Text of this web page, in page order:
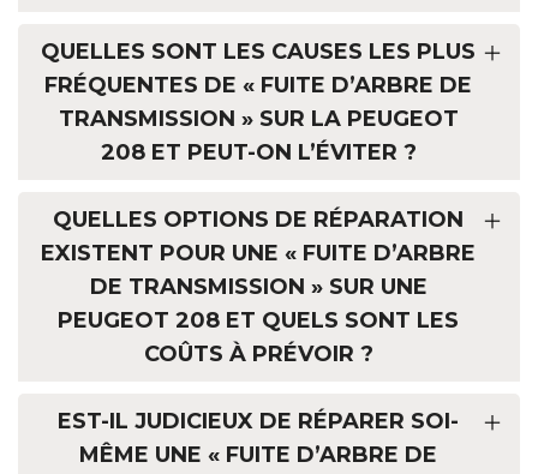
QUELLES SONT LES CAUSES LES PLUS
FRÉQUENTES DE « FUITE D’ARBRE DE
TRANSMISSION » SUR LA PEUGEOT
208 ET PEUT-ON L’ÉVITER ?
QUELLES OPTIONS DE RÉPARATION
EXISTENT POUR UNE « FUITE D’ARBRE
DE TRANSMISSION » SUR UNE
PEUGEOT 208 ET QUELS SONT LES
COÛTS À PRÉVOIR ?
EST-IL JUDICIEUX DE RÉPARER SOI-
MÊME UNE « FUITE D’ARBRE DE